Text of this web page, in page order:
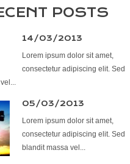
POSTS
14/03/2013
Lorem ipsum dolor sit amet,
consectetur adipiscing elit. Sed
05/03/2013
Lorem ipsum dolor sit amet,
consectetur adipiscing elit. Sed
blandit massa vel...